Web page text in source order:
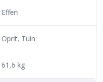
kloppen zonder deze te
Met deze
een stevige en strakke
Effen
Oprit, Tuin
61,6 kg